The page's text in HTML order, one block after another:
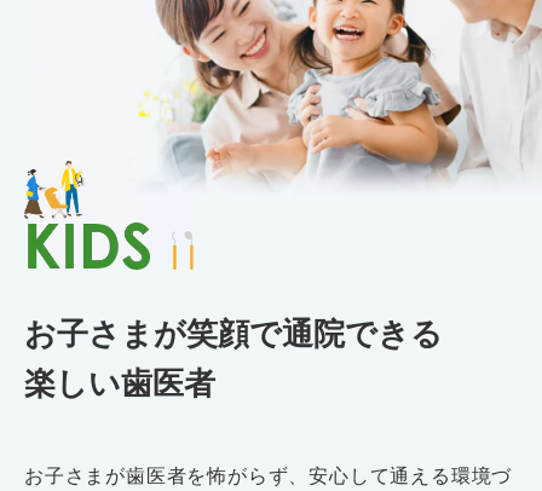
お子さまが笑顔で通院できる
楽しい歯医者
お子さまが歯医者を怖がらず、安心して通える環境づ